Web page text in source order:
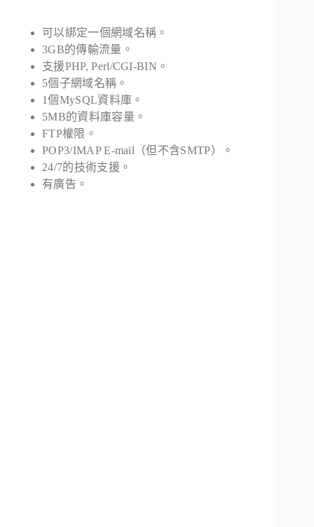
可以綁定一個網域名稱。
3GB的傳輸流量。
支援PHP, Perl/CGI-BIN。
5個子網域名稱。
1個MySQL資料庫。
5MB的資料庫容量。
FTP權限。
POP3/IMAP E-mail（但不含SMTP）。
24/7的技術支援。
有廣告。